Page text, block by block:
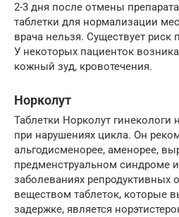
2-3 дня после отмены
таблетки для нормализации
врача нельзя. Существует
У некоторых пациенток
кожный зуд, кровотечения.
Норколут
Таблетки Норколут гинекологи
при нарушениях цикла. Он
альгодисменорее, аменорее,
предменструальном синдроме
заболеваниях репродуктивных
веществом таблеток, которые
задержке, является